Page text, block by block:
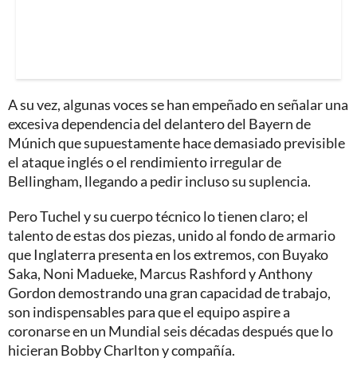
A su vez, algunas voces se han empeñado en señalar una
excesiva dependencia del delantero del Bayern de
Múnich que supuestamente hace demasiado previsible
el ataque inglés o el rendimiento irregular de
Bellingham, llegando a pedir incluso su suplencia.
Pero Tuchel y su cuerpo técnico lo tienen claro; el
talento de estas dos piezas, unido al fondo de armario
que Inglaterra presenta en los extremos, con Buyako
Saka, Noni Madueke, Marcus Rashford y Anthony
Gordon demostrando una gran capacidad de trabajo,
son indispensables para que el equipo aspire a
coronarse en un Mundial seis décadas después que lo
hicieran Bobby Charlton y compañía.